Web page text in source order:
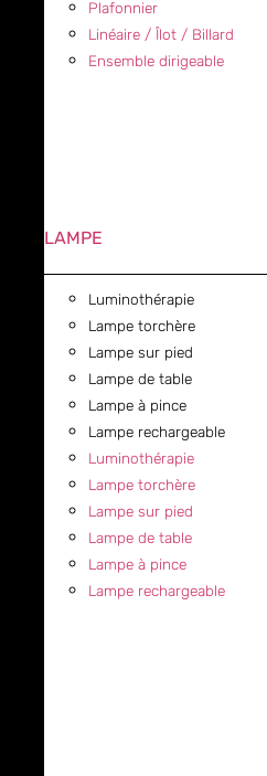
Plafonnier
Linéaire / Îlot / Billard
Ensemble dirigeable
LAMPE
Luminothérapie
Lampe torchère
Lampe sur pied
Lampe de table
Lampe à pince
Lampe rechargeable
Luminothérapie
Lampe torchère
Lampe sur pied
Lampe de table
Lampe à pince
Lampe rechargeable